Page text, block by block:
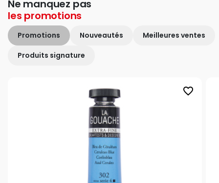
Ne manquez pas
les promotions
Promotions Nouveautés Meilleures ventes
Produits signature
favorite_border